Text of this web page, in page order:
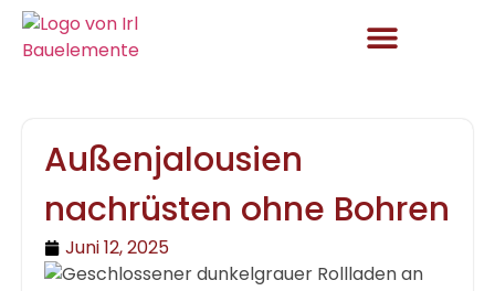
Außenjalousien
nachrüsten ohne Bohren
Juni 12, 2025